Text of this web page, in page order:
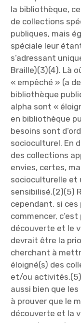
la bibliothèque,
de collections
publiques, mais
spéciale leur
s’adressant
Braille)(3)(4). Là
« empêché » (a
bibliothèque
alpha sont «
en bibliothèque
besoins sont
socioculturel. En
des collections
envies, certes,
socioculturelle et
sensibilisé.(2)(5)
cependant, si
commencer,
découverte et le
devrait être la
cherchant à
éloigné(s) des
et/ou
aussi bien que
à prouver que le
découverte et la